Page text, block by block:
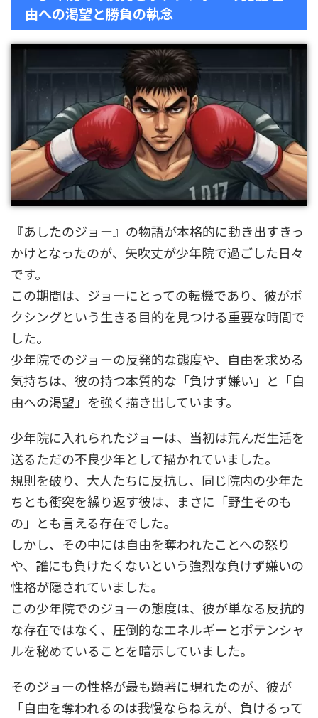
由への渇望と勝負の執念
『あしたのジョー』の物語が本格的に動き出すきっ
かけとなったのが、矢吹丈が少年院で過ごした日々
です。
この期間は、ジョーにとっての転機であり、彼がボ
クシングという生きる目的を見つける重要な時間で
した。
少年院でのジョーの反発的な態度や、自由を求める
気持ちは、彼の持つ本質的な「負けず嫌い」と「自
由への渇望」を強く描き出しています。
少年院に入れられたジョーは、当初は荒んだ生活を
送るただの不良少年として描かれていました。
規則を破り、大人たちに反抗し、同じ院内の少年た
ちとも衝突を繰り返す彼は、まさに「野生そのも
の」とも言える存在でした。
しかし、その中には自由を奪われたことへの怒り
や、誰にも負けたくないという強烈な負けず嫌いの
性格が隠されていました。
この少年院でのジョーの態度は、彼が単なる反抗的
な存在ではなく、圧倒的なエネルギーとポテンシャ
ルを秘めていることを暗示していました。
そのジョーの性格が最も顕著に現れたのが、彼が
「自由を奪われるのは我慢ならねえが、負けるって